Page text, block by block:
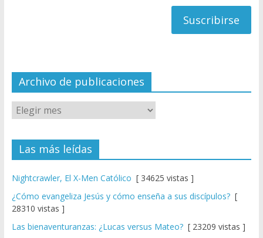
el
Archivo de publicaciones
Las más leídas
Nightcrawler, El X-Men Católico [ 34625 vistas ]
¿Cómo evangeliza Jesús y cómo enseña a sus discípulos?[
28310 vistas ]
Las bienaventuranzas: ¿Lucas versus Mateo?[ 23209 vistas ]